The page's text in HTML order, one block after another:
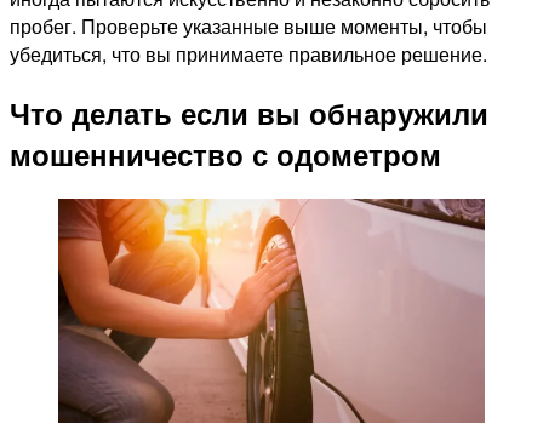
пробег. Проверьте указанные выше моменты, чтобы
убедиться, что вы принимаете правильное решение.
Что делать если вы обнаружили
мошенничество с одометром